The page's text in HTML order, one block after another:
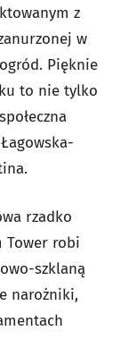
z
w
Pięknie
to nie tylko
rzadko
Tower robi
szklaną
narożniki,